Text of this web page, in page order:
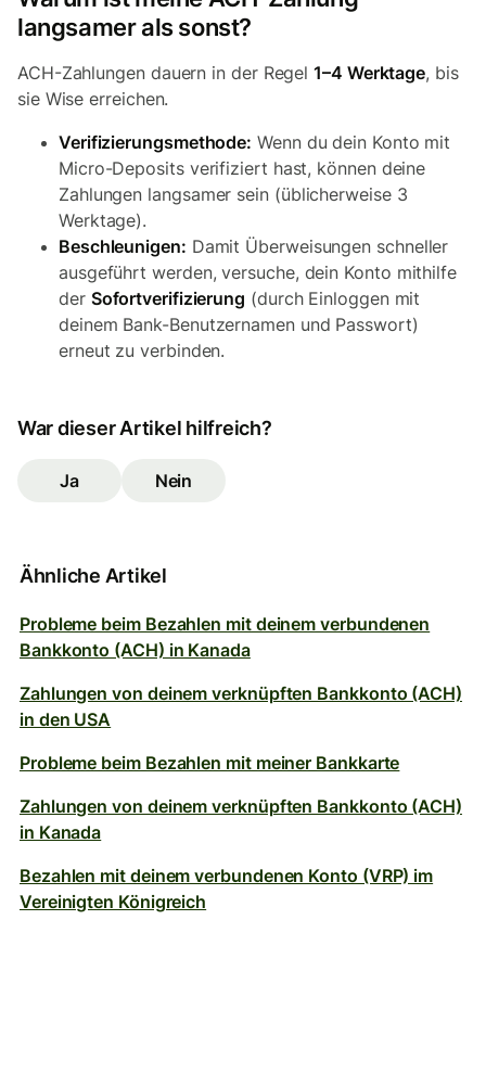
langsamer als sonst?
ACH-Zahlungen dauern in der Regel1–4 Werktage, bis
sie Wise erreichen.
Verifizierungsmethode: Wenn du dein Konto mit
Micro-Deposits verifiziert hast, können deine
Zahlungen langsamer sein (üblicherweise 3
Werktage).
Beschleunigen: Damit Überweisungen schneller
ausgeführt werden, versuche, dein Konto mithilfe
der Sofortverifizierung (durch Einloggen mit
deinem Bank-Benutzernamen und Passwort)
erneut zu verbinden.
War dieser Artikel hilfreich?
Ja Nein
Ähnliche Artikel
Probleme beim Bezahlen mit deinem verbundenen
Bankkonto (ACH) in Kanada
Zahlungen von deinem verknüpften Bankkonto (ACH)
in den USA
Probleme beim Bezahlen mit meiner Bankkarte
Zahlungen von deinem verknüpften Bankkonto (ACH)
in Kanada
Bezahlen mit deinem verbundenen Konto (VRP) im
Vereinigten Königreich